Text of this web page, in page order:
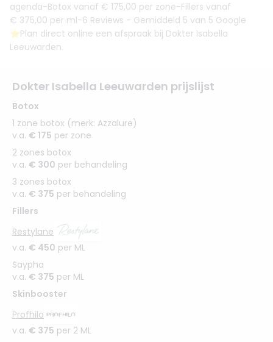
agenda-Botox vanaf € 175,00 per zone-Fillers vanaf
€ 375,00 per ml-6 Reviews - Gemiddeld 5 van 5 Google
⭐️Plan direct online een afspraak bij Dokter Isabella
Leeuwarden.
Dokter Isabella Leeuwarden prijslijst
Botox
1 zone botox (merk: Azzalure)
v.a. € 175 per zone
2 zones botox
v.a. € 300 per behandeling
3 zones botox
v.a. € 375 per behandeling
Fillers
Restylane
v.a. € 450 per ML
Saypha
v.a. € 375 per ML
Skinbooster
Profhilo
v.a. € 375 per 2 ML